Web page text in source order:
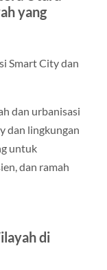
yang
Smart City dan
dan urbanisasi
dan lingkungan
untuk
dan ramah
di